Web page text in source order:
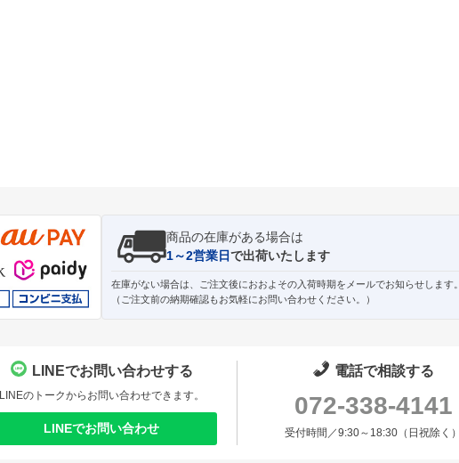
商品の在庫がある場合は
1～2営業日で出荷いたします
在庫がない場合は、ご注文後におおよその入荷時期をメールでお知らせします。
（ご注文前の納期確認もお気軽にお問い合わせください。）
LINEでお問い合わせする
LINEのトークからお問い合わせできます。
LINEでお問い合わせ
電話で相談する
072-338-4141
受付時間／9:30～18:30（日祝除く）